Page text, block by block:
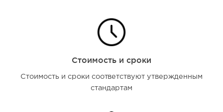
Стоимость и сроки
Стоимость и сроки соответствуют утвержденным
стандартам